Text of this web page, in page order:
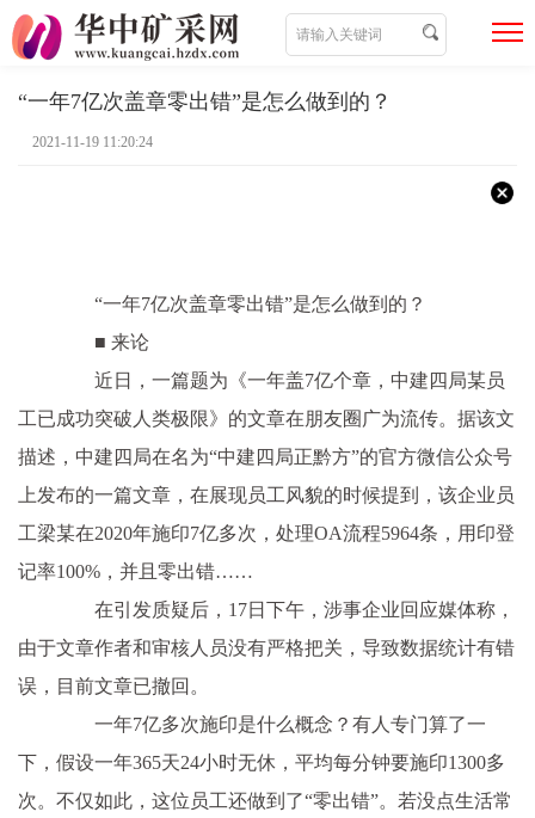
“一年7亿次盖章零出错”是怎么做到的？
2021-11-19 11:20:24
“一年7亿次盖章零出错”是怎么做到的？
■ 来论
近日，一篇题为《一年盖7亿个章，中建四局某员
工已成功突破人类极限》的文章在朋友圈广为流传。据该文
描述，中建四局在名为“中建四局正黔方”的官方微信公众号
上发布的一篇文章，在展现员工风貌的时候提到，该企业员
工梁某在2020年施印7亿多次，处理OA流程5964条，用印登
记率100%，并且零出错……
在引发质疑后，17日下午，涉事企业回应媒体称，
由于文章作者和审核人员没有严格把关，导致数据统计有错
误，目前文章已撤回。
一年7亿多次施印是什么概念？有人专门算了一
下，假设一年365天24小时无休，平均每分钟要施印1300多
次。不仅如此，这位员工还做到了“零出错”。若没点生活常